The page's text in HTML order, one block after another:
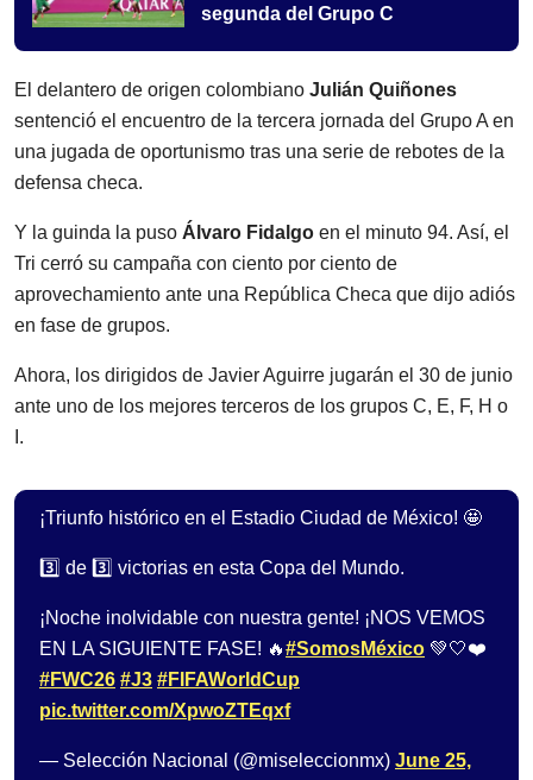
segunda del Grupo C
El delantero de origen colombiano Julián Quiñones
sentenció el encuentro de la tercera jornada del Grupo A en
una jugada de oportunismo tras una serie de rebotes de la
defensa checa.
Y la guinda la puso Álvaro Fidalgo en el minuto 94. Así, el
Tri cerró su campaña con ciento por ciento de
aprovechamiento ante una República Checa que dijo adiós
en fase de grupos.
Ahora, los dirigidos de Javier Aguirre jugarán el 30 de junio
ante uno de los mejores terceros de los grupos C, E, F, H o
I.
¡Triunfo histórico en el Estadio Ciudad de México! 🤩
3️⃣ de 3️⃣ victorias en esta Copa del Mundo.
¡Noche inolvidable con nuestra gente! ¡NOS VEMOS
EN LA SIGUIENTE FASE! 🔥#SomosMéxico 💚🤍❤️
#FWC26 #J3 #FIFAWorldCup
pic.twitter.com/XpwoZTEqxf
— Selección Nacional (@miseleccionmx) June 25,